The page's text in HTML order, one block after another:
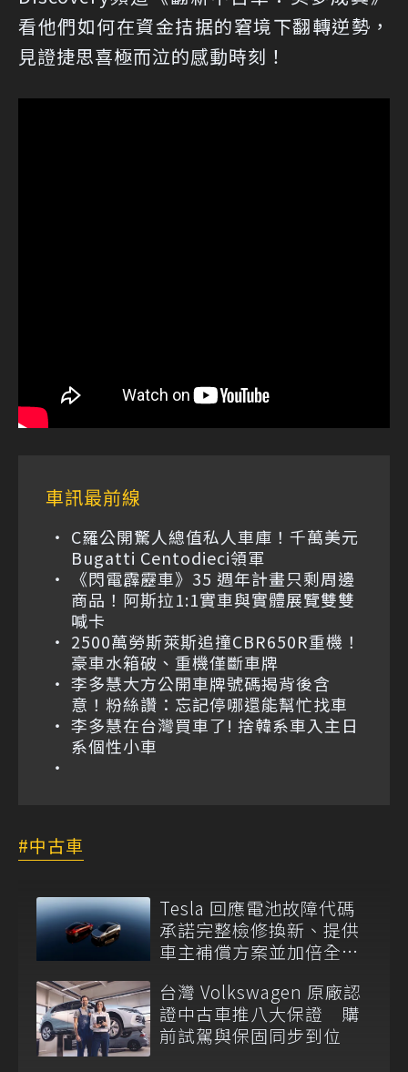
看他們如何在資金拮据的窘境下翻轉逆勢，
見證捷思喜極而泣的感動時刻！
車訊最前線
C羅公開驚人總值私人車庫！千萬美元
Bugatti Centodieci領軍
《閃電霹靂車》35 週年計畫只剩周邊
商品！阿斯拉1:1實車與實體展覽雙雙
喊卡
2500萬勞斯萊斯追撞CBR650R重機！
豪車水箱破、重機僅斷車牌
李多慧大方公開車牌號碼揭背後含
意！粉絲讚：忘記停哪還能幫忙找車
李多慧在台灣買車了! 捨韓系車入主日
系個性小車
中古車
Tesla 回應電池故障代碼
承諾完整檢修換新、提供
車主補償方案並加倍全台
台灣 Volkswagen 原廠認
證中古車推八大保證 購
前試駕與保固同步到位